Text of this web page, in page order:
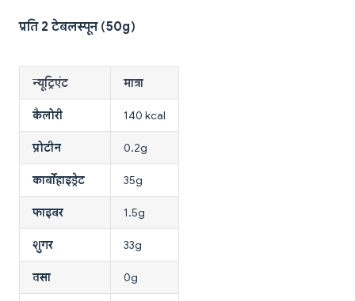
प्रति 2 टेबलस्पून (50g)
न्यूट्रिएंट मात्रा
कैलोरी 140 kcal
प्रोटीन 0.2g
कार्बोहाइड्रेट 35g
फाइबर 1.5g
शुगर 33g
वसा 0g